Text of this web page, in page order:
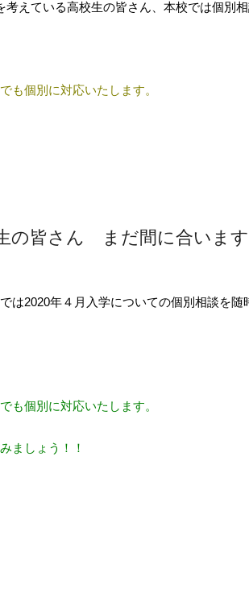
えている高校生の皆さん、本校では個別
も個別に対応いたします。
の皆さん まだ間に合います
は2020年４月入学についての個別相談を随
も個別に対応いたします。
ましょう！！